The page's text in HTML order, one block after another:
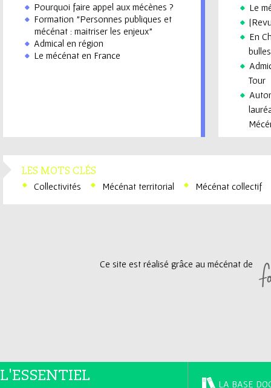
Pourquoi faire appel aux mécènes ?
Formation "Personnes publiques et
mécénat : maitriser les enjeux"
Admical en région
Le mécénat en France
Le
En
bulles
Tour
LES MOTS CLÉS
Collectivités Mécénat territorial Mécénat collectif
Ce site est réalisé grâce au mécénat de
L'ESSENTIEL LA BASE